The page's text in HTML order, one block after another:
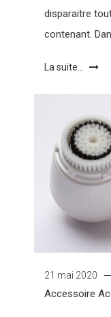
disparaitre
contenant.
La suite...
21 mai 2020
Accessoire